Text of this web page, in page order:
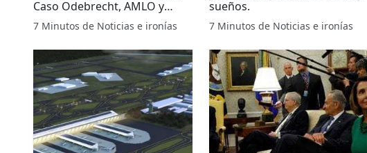
Caso Odebrecht, AMLO y
Tatiana Clouthier
7 Minutos de Noticias e ironías
sueños.
7 Minutos de Noticias e ironías